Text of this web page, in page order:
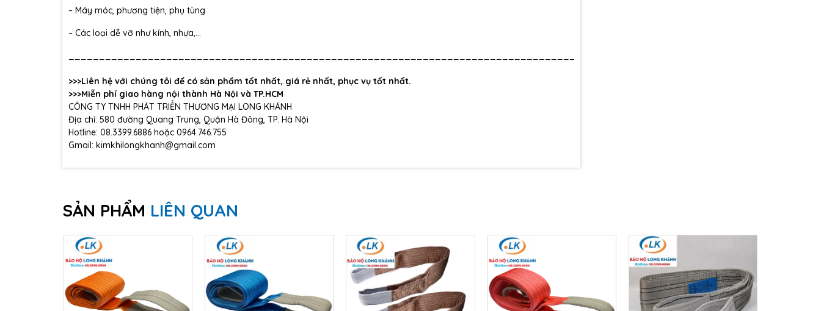
– Máy móc, phương tiện, phụ tùng
– Các loại dễ vỡ như kính, nhựa,…
>>>Liên hệ với chúng tôi để có sản phẩm tốt nhất, giá rẻ nhất, phục vụ tốt nhất.
>>>Miễn phí giao hàng nội thành Hà Nội và TP.HCM
CÔNG TY TNHH PHÁT TRIỂN THƯƠNG MẠI LONG KHÁNH
Địa chỉ: 580 đường Quang Trung, Quận Hà Đông, TP. Hà Nội
Hotline: 08.3399.6886 hoặc 0964.746.755
Gmail: kimkhilongkhanh@gmail.com
SẢN PHẨM LIÊN QUAN